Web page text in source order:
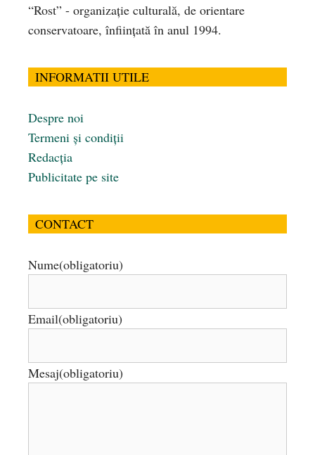
“Rost” - organizaţie culturală, de orientare
conservatoare, înfiinţată în anul 1994.
INFORMATII UTILE
Despre noi
Termeni și condiții
Redacția
Publicitate pe site
CONTACT
Nume(obligatoriu)
Email(obligatoriu)
Mesaj(obligatoriu)